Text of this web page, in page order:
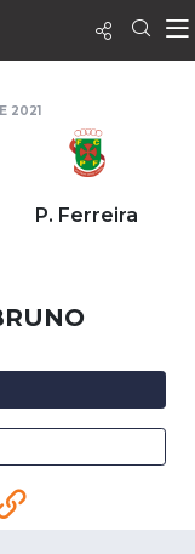
2021
P. Ferreira